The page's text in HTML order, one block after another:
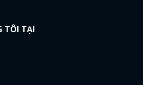
TÔI TẠI